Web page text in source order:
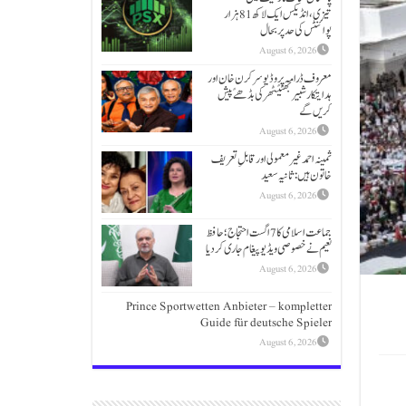
تیزی،انڈیکس ایک لاکھ 81 ہزار
پوائنٹس کی حد پر بحال
August 6, 2026
معروف ڈرامہ پروڈیوسر کرن خان اور
ہدایتکار شبیر بھٹیًٹھرکی بڈھےًپیش
کریں گے
August 6, 2026
ثمینہ احمد غیر معمولی اور قابلِ تعریف
خاتون ہیں: ثانیہ سعید
August 6, 2026
جماعت اسلامی کا 7 اگست احتجاج؛حافظ
نعیم نے خصوصی ویڈیو پیغام جاری کردیا
August 6, 2026
Prince Sportwetten Anbieter – kompletter
Guide für deutsche Spieler
August 6, 2026